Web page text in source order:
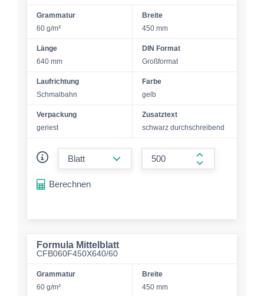
Grammatur
60 g/m²
Breite
450 mm
Länge
640 mm
DIN Format
Großformat
Laufrichtung
Schmalbahn
Farbe
gelb
Verpackung
geriest
Zusatztext
schwarz durchschreibend
form.increase-
Berechnen
Formula Mittelblatt
CFB060F450X640/60
Grammatur
60 g/m²
Breite
450 mm